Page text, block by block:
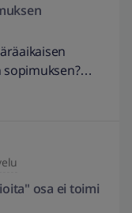
osa ei toimi